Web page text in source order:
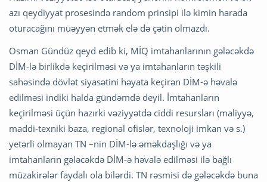
azı qeydiyyat prosesində random prinsipi ilə kimin harada
oturacağını müəyyən etmək elə də çətin olmazdı.
Osman Gündüz qeyd edib ki, MİQ imtahanlarının gələcəkdə
DİM-lə birlikdə keçirilməsi və ya imtahanların təşkili
sahəsində dövlət siyasətini həyata keçirən DİM-ə həvalə
edilməsi indiki halda gündəmdə deyil. İmtahanların
keçirilməsi üçün hazırki vəziyyətdə ciddi resursları (maliyyə,
maddi-texniki baza, regional ofislər, texnoloji imkan və s.)
yetərli olmayan TN –nin DİM-lə əməkdaşlığı və ya
imtahanların gələcəkdə DİM-ə həvalə edilməsi ilə bağlı
müzakirələr faydalı ola bilərdi. TN rəsmisi də gələcəkdə buna